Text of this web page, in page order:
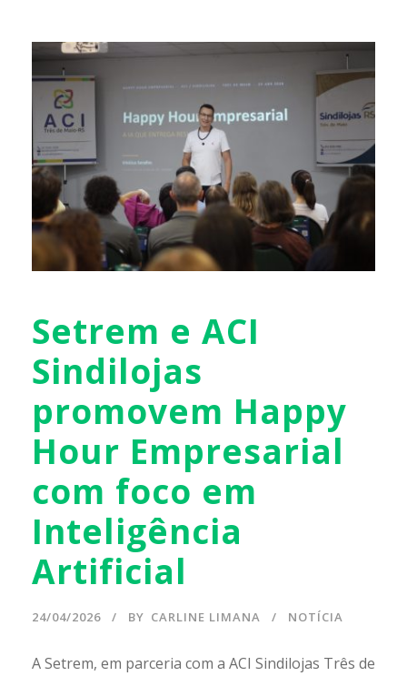
Setrem e ACI
Sindilojas
promovem Happy
Hour Empresarial
com foco em
Inteligência
Artificial
24/04/2026 BY CARLINE LIMANA NOTÍCIA
A Setrem, em parceria com a ACI Sindilojas Três de